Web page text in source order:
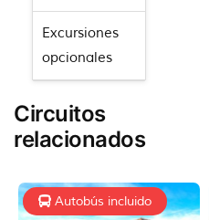
Excursiones
opcionales
Circuitos
relacionados
Autobús incluido